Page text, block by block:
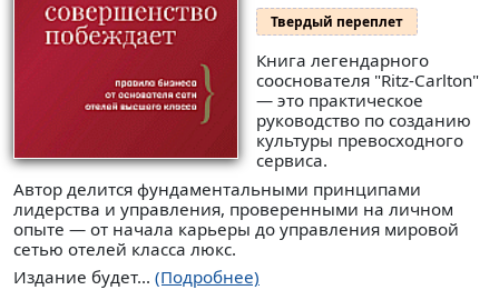
Твердый переплет
Книга легендарного
сооснователя "Ritz-Carlton"
— это практическое
руководство по созданию
культуры превосходного
сервиса.
Автор делится фундаментальными принципами
лидерства и управления, проверенными на личном
опыте — от начала карьеры до управления мировой
сетью отелей класса люкс.
Издание будет... (Подробнее)